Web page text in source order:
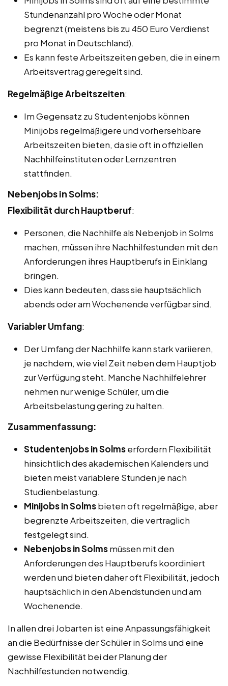
Stundenanzahl pro Woche oder Monat
begrenzt (meistens bis zu 450 Euro Verdienst
pro Monat in Deutschland).
Es kann feste Arbeitszeiten geben, die in einem
Arbeitsvertrag geregelt sind.
Regelmäßige Arbeitszeiten:
Im Gegensatz zu Studentenjobs können
Minijobs regelmäßigere und vorhersehbare
Arbeitszeiten bieten, da sie oft in offiziellen
Nachhilfeinstituten oder Lernzentren
stattfinden.
Nebenjobs in Solms:
Flexibilität durch Hauptberuf:
Personen, die Nachhilfe als Nebenjob in Solms
machen, müssen ihre Nachhilfestunden mit den
Anforderungen ihres Hauptberufs in Einklang
bringen.
Dies kann bedeuten, dass sie hauptsächlich
abends oder am Wochenende verfügbar sind.
Variabler Umfang:
Der Umfang der Nachhilfe kann stark variieren,
je nachdem, wie viel Zeit neben dem Hauptjob
zur Verfügung steht. Manche Nachhilfelehrer
nehmen nur wenige Schüler, um die
Arbeitsbelastung gering zu halten.
Zusammenfassung:
Studentenjobs in Solmserfordern Flexibilität
hinsichtlich des akademischen Kalenders und
bieten meist variablere Stunden je nach
Studienbelastung.
Minijobs in Solmsbieten oft regelmäßige, aber
begrenzte Arbeitszeiten, die vertraglich
festgelegt sind.
Nebenjobs in Solmsmüssen mit den
Anforderungen des Hauptberufs koordiniert
werden und bieten daher oft Flexibilität, jedoch
hauptsächlich in den Abendstunden und am
Wochenende.
In allen drei Jobarten ist eine Anpassungsfähigkeit
an die Bedürfnisse der Schüler in Solms und eine
gewisse Flexibilität bei der Planung der
Nachhilfestunden notwendig.